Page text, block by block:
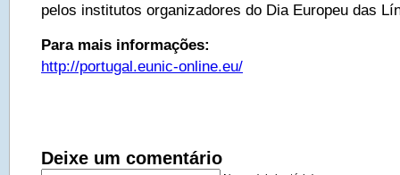
pelos institutos organizadores do Dia Europeu das
Para mais informações:
http://portugal.eunic-online.eu/
Deixe um comentário